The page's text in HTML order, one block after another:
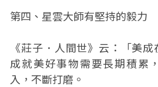
第四、星雲大師有堅持的毅力
《莊子．人間世》云：「美
成就美好事物需要長期積累
入，不斷打磨。